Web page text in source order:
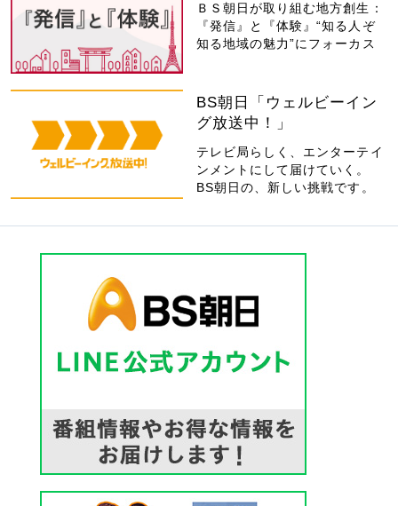
ＢＳ朝日が取り組む地方創生：
『発信』と『体験』“知る人ぞ
知る地域の魅力”にフォーカス
BS朝日「ウェルビーイン
グ放送中！」
テレビ局らしく、エンターテイ
ンメントにして届けていく。
BS朝日の、新しい挑戦です。